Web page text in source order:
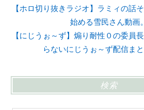
【ホロ切り抜きラジオ】ラミィの話
始める雪民さん動画。
【にじうぉ～ず】煽り耐性０の委員
らないにじうぉ～ず配信まと
検索